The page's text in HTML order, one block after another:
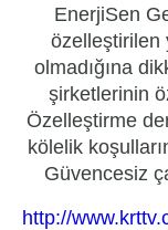
EnerjiSen
özelleştirilen
olmadığına
şirketlerinin
Özelleştirme
kölelik
Güvencesiz
http://